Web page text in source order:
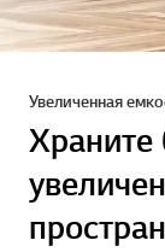
Увеличенная
Храните